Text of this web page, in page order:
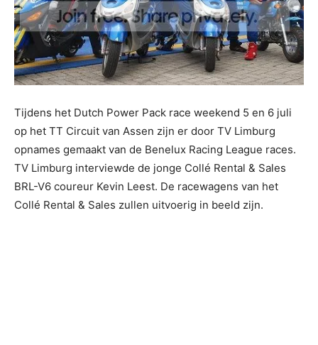
Tijdens het Dutch Power Pack race weekend 5 en 6 juli
op het TT Circuit van Assen zijn er door TV Limburg
opnames gemaakt van de Benelux Racing League races.
TV Limburg interviewde de jonge Collé Rental & Sales
BRL-V6 coureur Kevin Leest. De racewagens van het
Collé Rental & Sales zullen uitvoerig in beeld zijn.